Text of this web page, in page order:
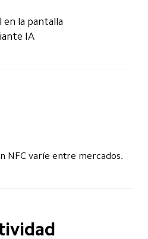
en la pantalla
IA
NFC varíe entre mercados.